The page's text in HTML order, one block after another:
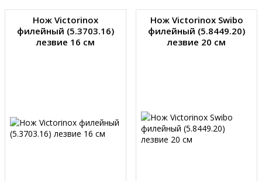
Нож Victorinox
филейный (5.3703.16)
лезвие 16 см
Нож Victorinox Swibo
филейный (5.8449.20)
лезвие 20 см